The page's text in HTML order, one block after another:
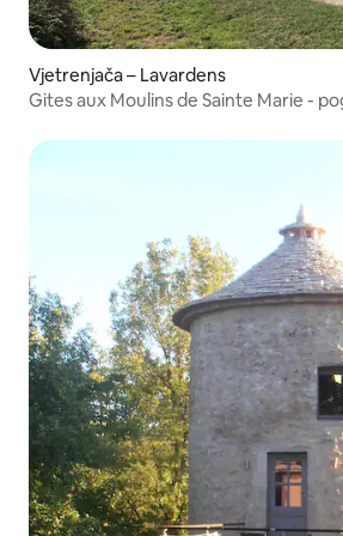
Vjetrenjača – Lavardens
Gites aux Moulins de Sainte Marie -